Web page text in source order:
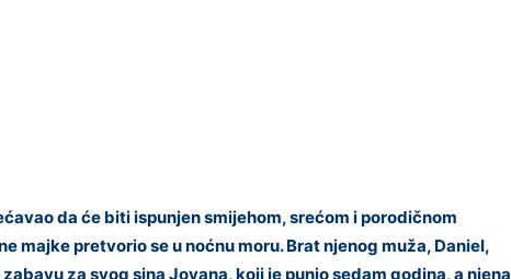
da će biti ispunjen smijehom, srećom i porodičnom
majke pretvorio se u noćnu moru. Brat njenog muža, Daniel,
za svog sina Jovana, koji je punio sedam godina, a njena